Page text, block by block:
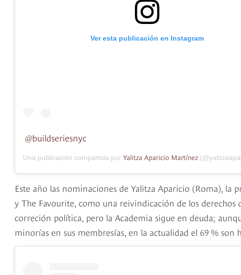
Ver esta publicación en Instagram
@buildseriesnyc
Una publicación compartida por Yalitza Aparicio Martínez
Este año las nominaciones de Yalitza Aparicio (Roma),
y The Favourite, como una reivindicación de los
correción política, pero la Academia sigue en deuda;
minorías en sus membresías, en la actualidad el 69 % son